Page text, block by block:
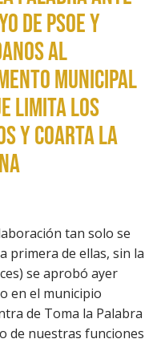
de PSOE y
al
municipal
limita los
y coarta la
tan solo se
primera de ellas, sin la
se aprobó ayer
en el municipio
de Toma la Palabra
de nuestras funciones